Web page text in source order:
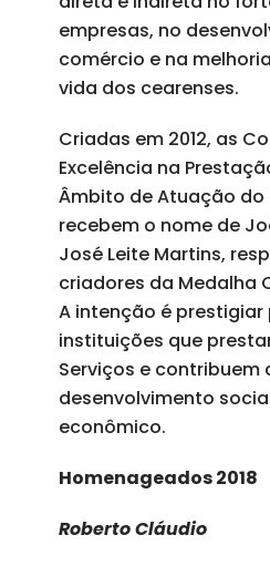
empresas, no
comércio e na
vida dos cearenses.
Criadas em 2012, as
Excelência na
Âmbito de Atuação do
recebem o nome de
José Leite Martins,
criadores da Medalha
A intenção é
instituições que
Serviços e contribuem
desenvolvimento
econômico.
Homenageados 2018
Roberto Cláudio